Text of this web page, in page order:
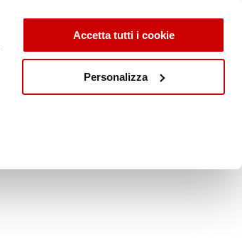
Accetta tutti i cookie
Personalizza